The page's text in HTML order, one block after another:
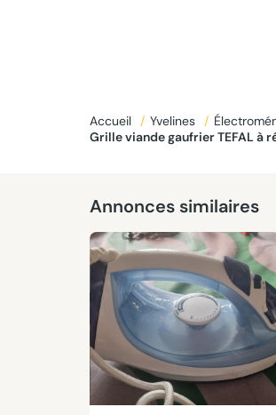
Accueil / Yvelines /
Grille viande gaufrier TEFAL à
Annonces similaires